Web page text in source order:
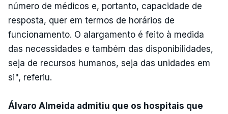
número de médicos e, portanto, capacidade de
resposta, quer em termos de horários de
funcionamento. O alargamento é feito à medida
das necessidades e também das disponibilidades,
seja de recursos humanos, seja das unidades em
si", referiu.
Álvaro Almeida admitiu que os hospitais que